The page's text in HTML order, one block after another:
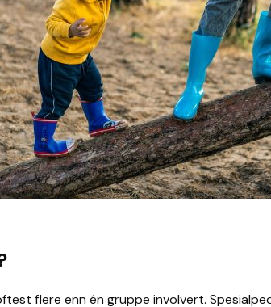
flere enn én gruppe involvert.